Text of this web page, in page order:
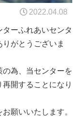
2022.04.08
ーふれあいセンタ
がとうございま
為、当センターを
開することになり
願いいたします。